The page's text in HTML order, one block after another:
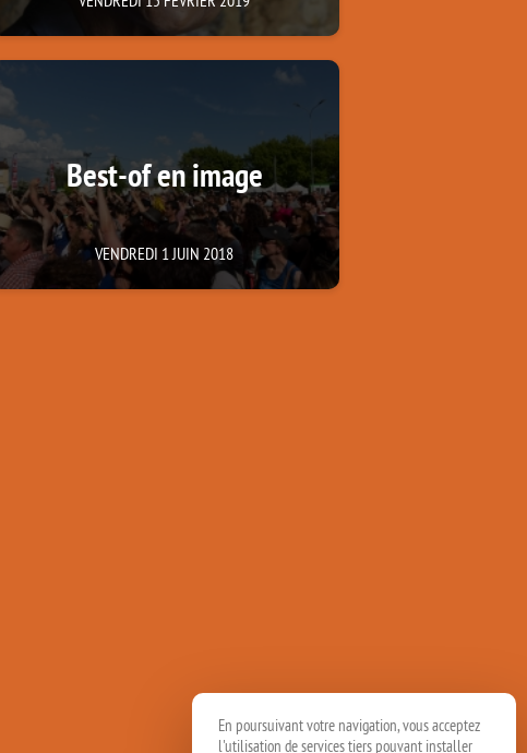
Best-of en image
VENDREDI 1 JUIN 2018
En poursuivant votre navigation, vous acceptez
l'utilisation de services tiers pouvant installer